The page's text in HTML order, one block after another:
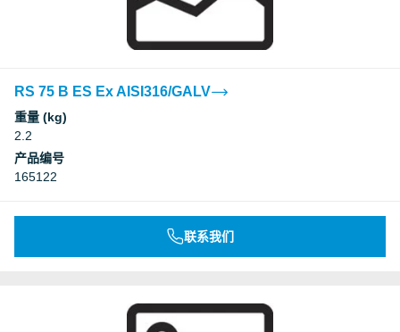
RS 75 B ES Ex AISI316/GALV
重量 (kg)
2.2
产品编号
165122
联系我们